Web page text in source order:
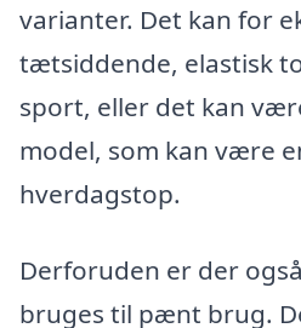
varianter. Det kan for
tætsiddende, elastisk
sport, eller det kan
model, som kan være
hverdagstop.
Derforuden er der
bruges til pænt brug.